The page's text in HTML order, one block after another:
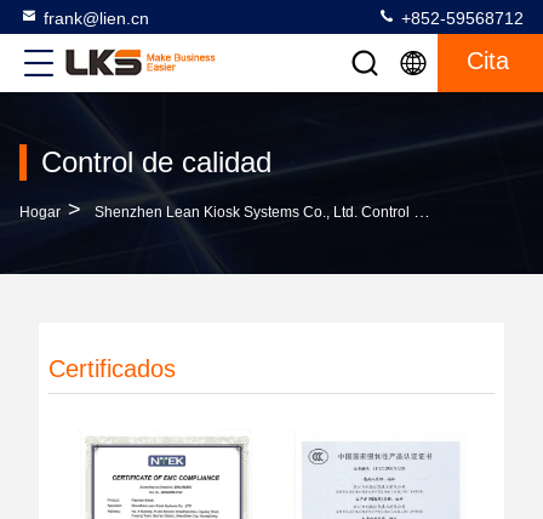
frank@lien.cn +852-59568712
Cita
Control de calidad
Hogar > Shenzhen Lean Kiosk Systems Co., Ltd. Control De Calidad
Certificados